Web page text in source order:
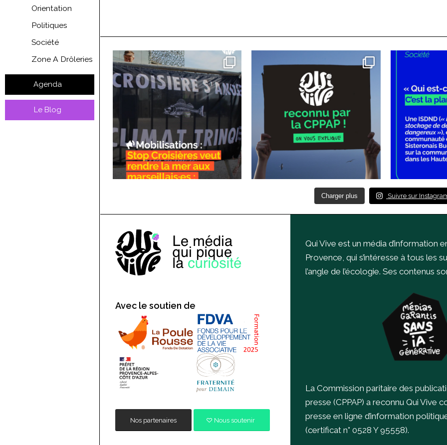
Orientation
Politiques
Société
Zone A Drôleries
Agenda
Le Blog
Charger plus Suivre sur
Avec le soutien de
Nos partenaires Nous soutenir
Qui Vive est un média d’information
Provence, qui s’intéresse à tous les
l’angle de l’écologie. Ses contenus
La Commission paritaire des
presse (CPPAP) a reconnu Qui Vive
presse en ligne d’information
(certificat n° 0528 Y 95558).